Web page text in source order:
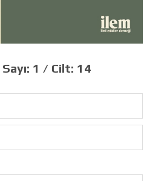
Sayı: 1 / Cilt: 14